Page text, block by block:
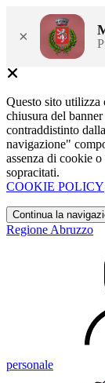
×
Questo sito utilizza
chiusura del
contraddistinto
navigazione"
assenza di cookie
sopracitati.
COOKIE POLICY
Continua la
Regione Abruzzo
personale